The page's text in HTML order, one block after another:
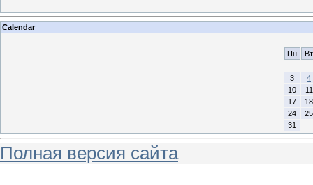
Calendar
Пн
Вт
3
4
10
11
17
18
24
25
31
Полная версия сайта